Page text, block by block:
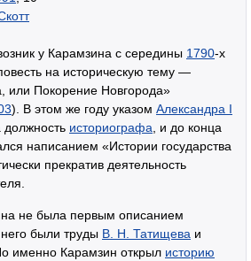
у Карамзина с середины 1790-х
на историческую тему —
Покорение Новгорода»
). В этом же году указом Александра I
историографа, и до конца
написанием «Истории государства
прекратив деятельность
не была первым описанием
были труды В. Н. Татищева и
именно Карамзин открыл историю